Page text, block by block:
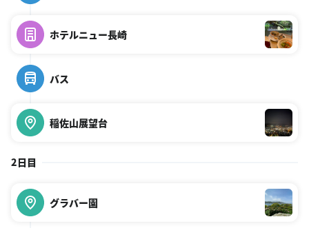
ホテルニュー長崎
バス
稲佐山展望台
2日目
グラバー園